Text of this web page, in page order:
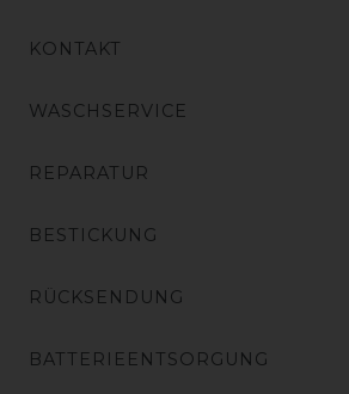
KONTAKT
WASCHSERVICE
REPARATUR
BESTICKUNG
RÜCKSENDUNG
BATTERIEENTSORGUNG